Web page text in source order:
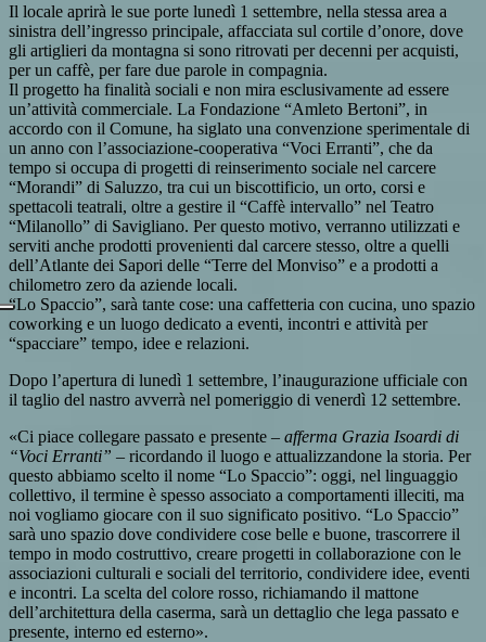
Il locale aprirà le sue porte lunedì 1 settembre, nella stessa area a
sinistra dell’ingresso principale, affacciata sul cortile d’onore, dove
gli artiglieri da montagna si sono ritrovati per decenni per acquisti,
per un caffè, per fare due parole in compagnia.
Il progetto ha finalità sociali e non mira esclusivamente ad essere
un’attività commerciale. La Fondazione “Amleto Bertoni”, in
accordo con il Comune, ha siglato una convenzione sperimentale di
un anno con l’associazione-cooperativa “Voci Erranti”, che da
tempo si occupa di progetti di reinserimento sociale nel carcere
“Morandi” di Saluzzo, tra cui un biscottificio, un orto, corsi e
spettacoli teatrali, oltre a gestire il “Caffè intervallo” nel Teatro
“Milanollo” di Savigliano. Per questo motivo, verranno utilizzati e
serviti anche prodotti provenienti dal carcere stesso, oltre a quelli
dell’Atlante dei Sapori delle “Terre del Monviso” e a prodotti a
chilometro zero da aziende locali.
“Lo Spaccio”, sarà tante cose: una caffetteria con cucina, uno spazio
coworking e un luogo dedicato a eventi, incontri e attività per
“spacciare” tempo, idee e relazioni.
Dopo l’apertura di lunedì 1 settembre, l’inaugurazione ufficiale con
il taglio del nastro avverrà nel pomeriggio di venerdì 12 settembre.
«Ci piace collegare passato e presente – afferma Grazia Isoardi di
“Voci Erranti” – ricordando il luogo e attualizzandone la storia. Per
questo abbiamo scelto il nome “Lo Spaccio”: oggi, nel linguaggio
collettivo, il termine è spesso associato a comportamenti illeciti, ma
noi vogliamo giocare con il suo significato positivo. “Lo Spaccio”
sarà uno spazio dove condividere cose belle e buone, trascorrere il
tempo in modo costruttivo, creare progetti in collaborazione con le
associazioni culturali e sociali del territorio, condividere idee, eventi
e incontri. La scelta del colore rosso, richiamando il mattone
dell’architettura della caserma, sarà un dettaglio che lega passato e
presente, interno ed esterno».